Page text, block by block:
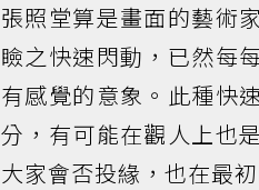
張照堂算是畫面的藝術
瞼之快速閃動，已然每
有感覺的意象。此種快
分，有可能在觀人上也
大家會否投緣，也在最